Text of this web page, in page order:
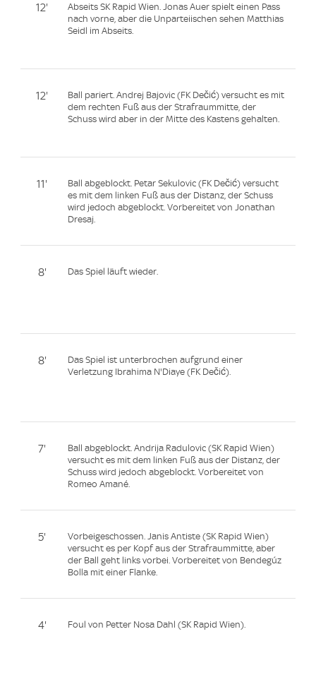
12'
Abseits SK Rapid Wien. Jonas Auer spielt einen Pass
nach vorne, aber die Unparteiischen sehen Matthias
Seidl im Abseits.
12'
Ball pariert. Andrej Bajovic (FK Dečić) versucht es mit
dem rechten Fuß aus der Strafraummitte, der
Schuss wird aber in der Mitte des Kastens gehalten.
11'
Ball abgeblockt. Petar Sekulovic (FK Dečić) versucht
es mit dem linken Fuß aus der Distanz, der Schuss
wird jedoch abgeblockt. Vorbereitet von Jonathan
Dresaj.
8' Das Spiel läuft wieder.
8'
Das Spiel ist unterbrochen aufgrund einer
Verletzung Ibrahima N'Diaye (FK Dečić).
7'
Ball abgeblockt. Andrija Radulovic (SK Rapid Wien)
versucht es mit dem linken Fuß aus der Distanz, der
Schuss wird jedoch abgeblockt. Vorbereitet von
Romeo Amané.
5'
Vorbeigeschossen. Janis Antiste (SK Rapid Wien)
versucht es per Kopf aus der Strafraummitte, aber
der Ball geht links vorbei. Vorbereitet von Bendegúz
Bolla mit einer Flanke.
4' Foul von Petter Nosa Dahl (SK Rapid Wien).